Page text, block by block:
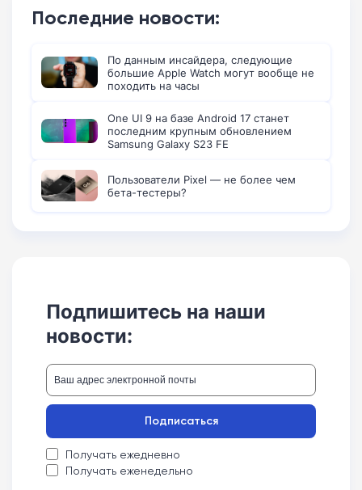
Последние новости:
По данным инсайдера, следующие
большие Apple Watch могут вообще не
походить на часы
One UI 9 на базе Android 17 станет
последним крупным обновлением
Samsung Galaxy S23 FE
Пользователи Pixel — не более чем
бета-тестеры?
Подпишитесь на наши
новости:
Получать ежедневно
Получать еженедельно
Подписаться